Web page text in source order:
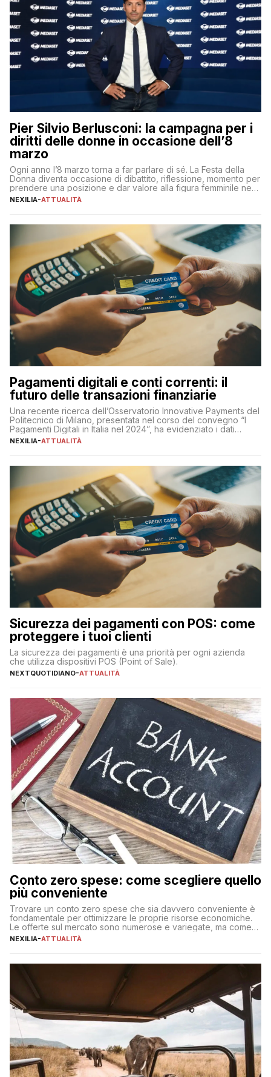
Pier Silvio Berlusconi: la campagna per i
diritti delle donne in occasione dell’8
marzo
Ogni anno l’8 marzo torna a far parlare di sé. La Festa della
Donna diventa occasione di dibattito, riflessione, momento per
prendere una posizione e dar valore alla figura femminile nella
sua complessità e crucialità. A lanciare un messaggio “forte e
NEXILIA-ATTUALITÀ
Pagamenti digitali e conti correnti: il
futuro delle transazioni finanziarie
Una recente ricerca dell’Osservatorio Innovative Payments del
Politecnico di Milano, presentata nel corso del convegno “I
Pagamenti Digitali in Italia nel 2024”, ha evidenziato i dati
definitivi del primo semestre 2024 relativamente alle
NEXILIA-ATTUALITÀ
Sicurezza dei pagamenti con POS: come
proteggere i tuoi clienti
La sicurezza dei pagamenti è una priorità per ogni azienda
che utilizza dispositivi POS (Point of Sale).
NEXTQUOTIDIANO-ATTUALITÀ
Conto zero spese: come scegliere quello
più conveniente
Trovare un conto zero spese che sia davvero conveniente è
fondamentale per ottimizzare le proprie risorse economiche.
Le offerte sul mercato sono numerose e variegate, ma come
individuare quella più adatta alle proprie esigenze senza
sul […]
NEXILIA-ATTUALITÀ